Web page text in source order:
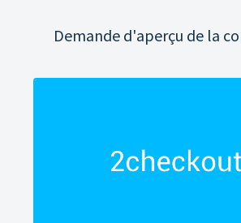
Demande d'aperçu de la